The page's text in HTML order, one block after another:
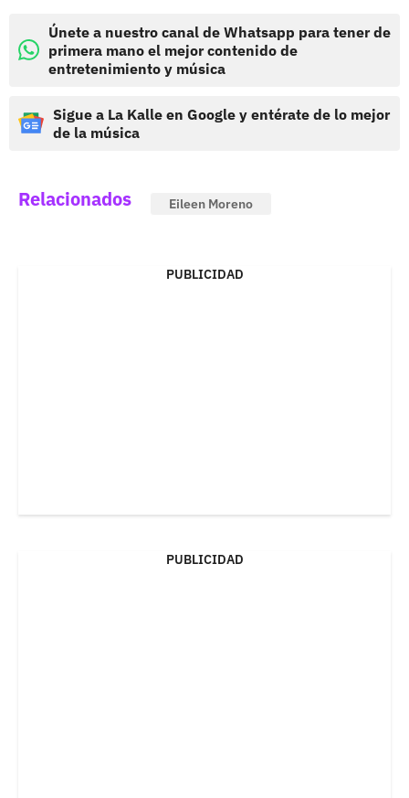
Únete a nuestro canal de Whatsapp para tener de
primera mano el mejor contenido de
entretenimiento y música
Sigue a La Kalle en Google y entérate de lo mejor
de la música
Relacionados Eileen Moreno
PUBLICIDAD
PUBLICIDAD